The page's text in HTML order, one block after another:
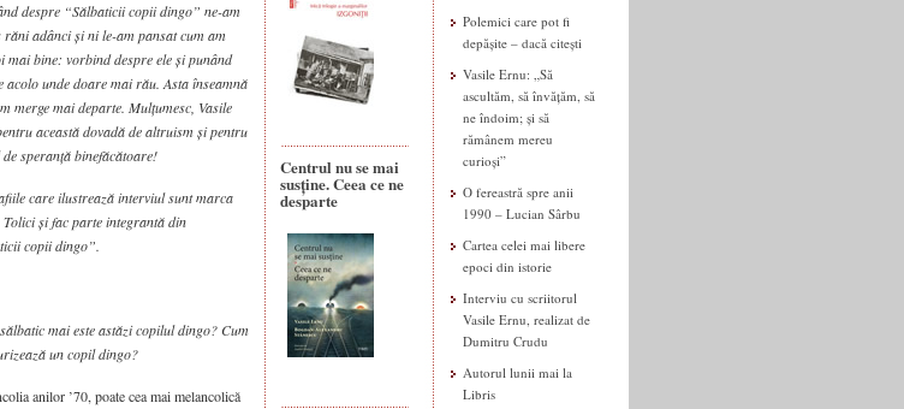
despre “Sălbaticii copii dingo” ne-am
răni adânci și ni le-am pansat cum am
mai bine: vorbind despre ele și punând
acolo unde doare mai rău. Asta înseamnă
merge mai departe. Mulțumesc, Vasile
această dovadă de altruism și pentru
speranță binefăcătoare!
care ilustrează interviul sunt marca
Tolici și fac parte integrantă din
copii dingo”.
mai este astăzi copilul dingo? Cum
un copil dingo?
anilor ’70, poate cea mai melancolică
Centrul nu se mai
susține. Ceea ce ne
desparte
Polemici care pot fi
depășite – dacă citești
Vasile Ernu: „Să
ascultăm, să învățăm, să
ne îndoim; și să
rămânem mereu
curioși”
O fereastră spre anii
1990 – Lucian Sârbu
Cartea celei mai libere
epoci din istorie
Interviu cu scriitorul
Vasile Ernu, realizat de
Dumitru Crudu
Autorul lunii mai la
Libris